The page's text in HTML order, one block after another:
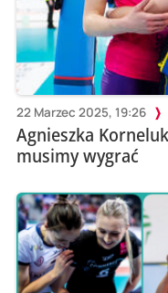
22 Marzec 2025, 19:26
Agnieszka
musimy wygrać